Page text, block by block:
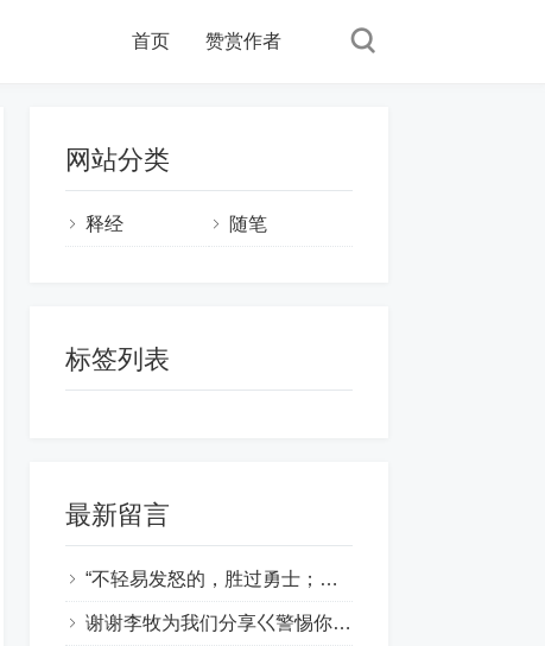
首页 赞赏作者
网站分类
释经 随笔
标签列表
最新留言
“不轻易发怒的，胜过勇士；治服己心的，强如取城”！感谢主的教导！阿们！
谢谢李牧为我们分享巜警惕你的怒气与戾气》！这是一篇好文！是提醒和警戒我们发生问题要控制自已的情绪。克制负面情绪。要快快听，慢慢说，因戾气不能成就神的义。怒气会导致罪恶和灵魂的亏损！因此，当我们心里烦躁时要安静沉淀，管控自己的情绪，管住口舌，不要让坏情绪掌控言语与行为。要以温和的言语回答问题！愿神帮助我们！